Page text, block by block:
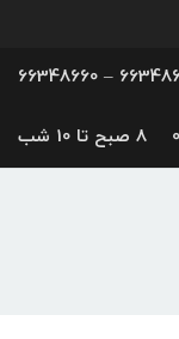
66348680 –
8 صبح تا 10 شب